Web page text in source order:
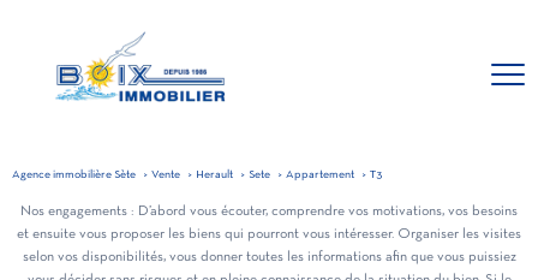
Agence immobilière Sète Vente Herault Sete Appartement T3
Nos engagements : D’abord vous écouter, comprendre vos motivations, vos besoins
et ensuite vous proposer les biens qui pourront vous intéresser. Organiser les visites
selon vos disponibilités, vous donner toutes les informations afin que vous puissiez